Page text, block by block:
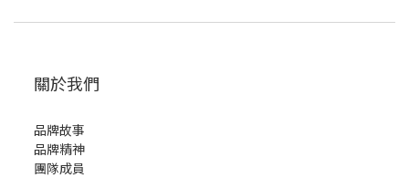
關於我們
品牌故事
品牌精神
團隊成員